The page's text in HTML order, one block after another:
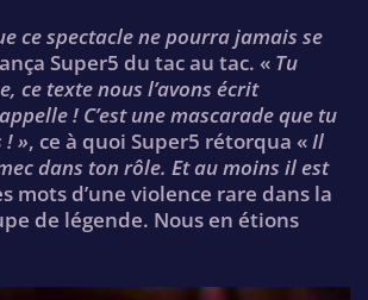
ce spectacle ne pourra jamais se
Super5 du tac au tac. « Tu
ce texte nous l’avons écrit
! C’est une mascarade que tu
! », ce à quoi Super5 rétorqua «Il
dans ton rôle. Et au moins il est
mots d’une violence rare dans la
de légende. Nous en étions